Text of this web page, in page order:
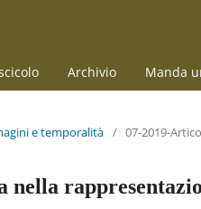
Archivio Manda
e temporalità / 07-2019-